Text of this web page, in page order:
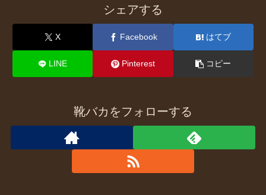
シェアする
X Facebook はてブ
LINE Pinterest コピー
靴バカをフォローする